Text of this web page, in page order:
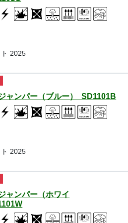
2025
ャンパー（ブルー） SD1101B
2025
ャンパー（ホワイ